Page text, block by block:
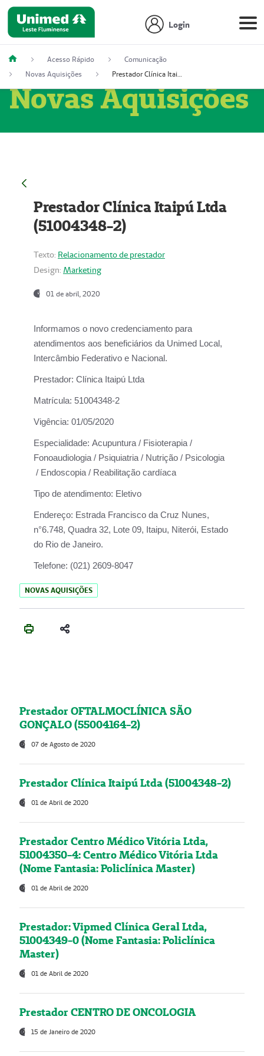
Login
Acesso Rápido
Comunicação
Novas Aquisições
Prestador Clínica Itaipú Ltda (51004348-2)
Novas Aquisições
Prestador Clínica Itaipú Ltda
(51004348-2)
Texto: Relacionamento de prestador
Design: Marketing
01 de abril, 2020
Informamos o novo credenciamento para
atendimentos aos beneficiários da Unimed Local,
Intercâmbio Federativo e Nacional.
Prestador: Clínica Itaipú Ltda
Matrícula: 51004348-2
Vigência: 01/05/2020
Especialidade: Acupuntura / Fisioterapia /
Fonoaudiologia / Psiquiatria / Nutrição / Psicologia
/ Endoscopia / Reabilitação cardíaca
Tipo de atendimento: Eletivo
Endereço: Estrada Francisco da Cruz Nunes,
n°6.748, Quadra 32, Lote 09, Itaipu, Niterói, Estado
do Rio de Janeiro.
Telefone: (021) 2609-8047
NOVAS AQUISIÇÕES
Prestador OFTALMOCLÍNICA SÃO
GONÇALO (55004164-2)
07 de Agosto de 2020
Prestador Clínica Itaipú Ltda (51004348-2)
01 de Abril de 2020
Prestador Centro Médico Vitória Ltda,
51004350-4: Centro Médico Vitória Ltda
(Nome Fantasia: Policlínica Master)
01 de Abril de 2020
Prestador: Vipmed Clínica Geral Ltda,
51004349-0 (Nome Fantasia: Policlínica
Master)
01 de Abril de 2020
Prestador CENTRO DE ONCOLOGIA
15 de Janeiro de 2020